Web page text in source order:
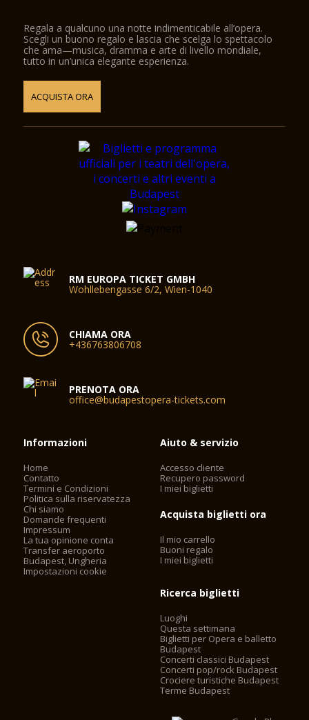
Regala a qualcuno una notte indimenticabile all’opera.
Scegli un buono regalo e lascia che scelga lo spettacolo
che ama—musica, dramma e arte di livello mondiale,
tutto in un’unica elegante esperienza.
ACQUISTA ORA
RM EUROPA TICKET GMBH
Wohllebengasse 6/2, Wien-1040
CHIAMA ORA
+436763806708
PRENOTA ORA
office@budapestopera-tickets.com
Informazioni
Home
Contatto
Termini e Condizioni
Politica sulla riservatezza
Chi siamo
Domande frequenti
Impressum
La tua opinione conta
Transfer aeroporto
Budapest, Ungheria
Impostazioni cookie
Aiuto & servizio
Accesso cliente
Recupero password
I miei biglietti
Acquista biglietti ora
Il mio carrello
Buoni regalo
I miei biglietti
Ricerca biglietti
Luoghi
Questa settimana
Biglietti per Opera e balletto
Budapest
Concerti classici Budapest
Concerti pop/rock Budapest
Crociere turistiche Budapest
Terme Budapest